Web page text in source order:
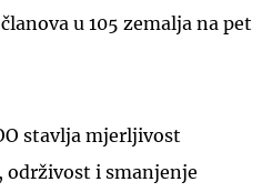
u 105 zemalja na pet
stavlja mjerljivost
održivost i smanjenje